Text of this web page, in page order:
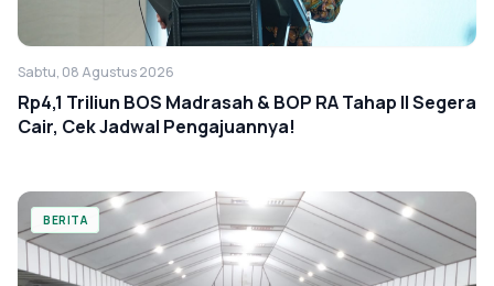
Sabtu, 08 Agustus 2026
Rp4,1 Triliun BOS Madrasah & BOP RA Tahap II Segera
Cair, Cek Jadwal Pengajuannya!
BERITA